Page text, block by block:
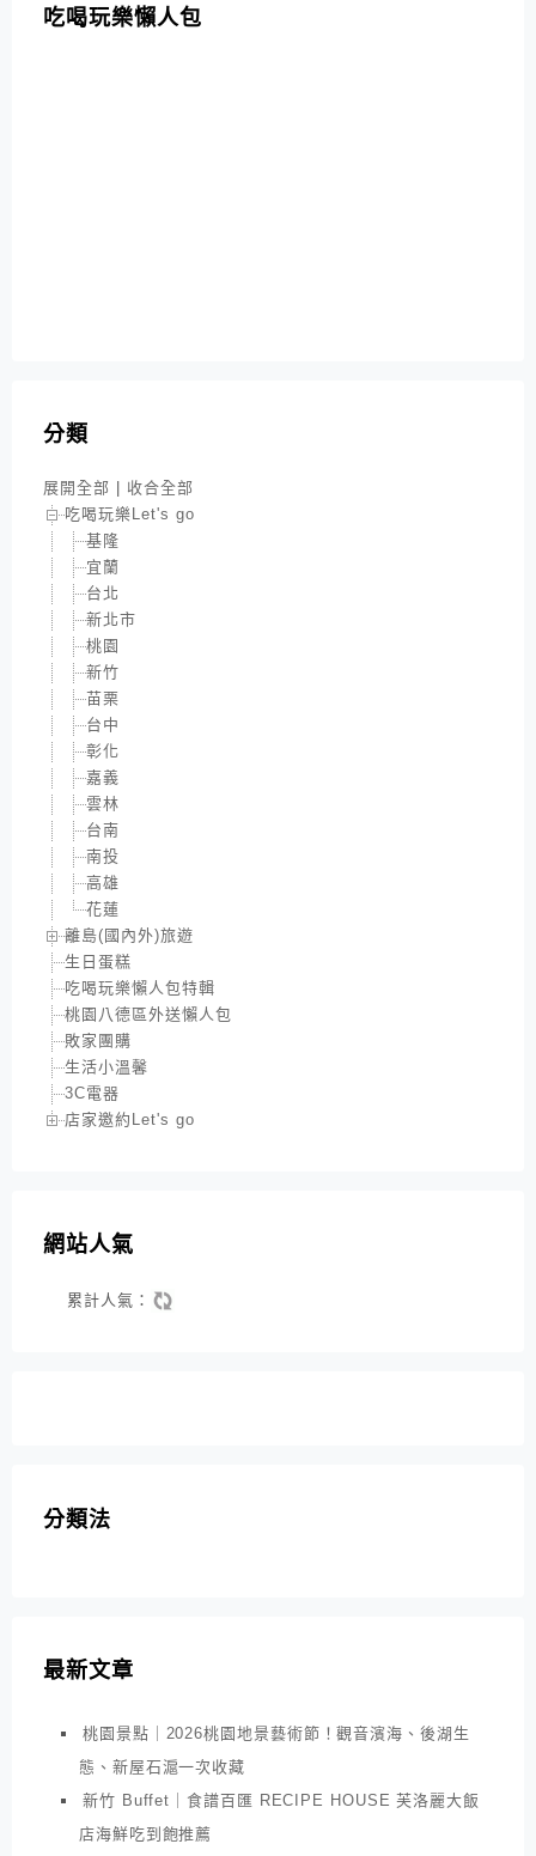
吃喝玩樂懶人包
分類
展開全部
收合全部
吃喝玩樂Let's go
基隆
宜蘭
台北
新北市
桃園
新竹
苗栗
台中
彰化
嘉義
雲林
台南
南投
高雄
花蓮
離島(國內外)旅遊
生日蛋糕
吃喝玩樂懶人包特輯
桃園八德區外送懶人包
敗家團購
生活小溫馨
3C電器
店家邀約Let's go
網站人氣
累計人氣：
分類法
最新文章
桃園景點｜2026桃園地景藝術節！觀音濱海、後湖生
態、新屋石滬一次收藏
新竹 Buffet｜食譜百匯 RECIPE HOUSE 芙洛麗大飯
店海鮮吃到飽推薦